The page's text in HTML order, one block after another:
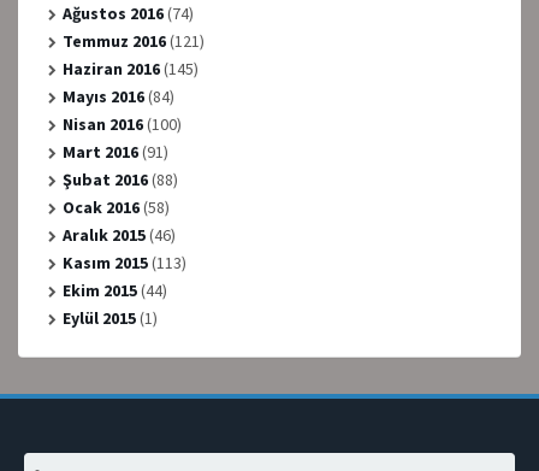
Ağustos 2016(74)
Temmuz 2016(121)
Haziran 2016(145)
Mayıs 2016(84)
Nisan 2016(100)
Mart 2016(91)
Şubat 2016(88)
Ocak 2016(58)
Aralık 2015(46)
Kasım 2015(113)
Ekim 2015(44)
Eylül 2015(1)
Arama: